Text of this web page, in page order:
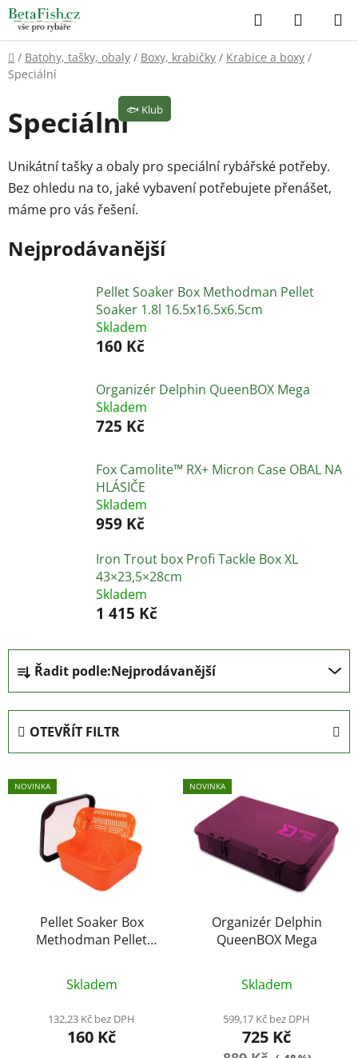
Přejít
na
obsah
Hledat
KOŠÍK
Domů
/ Batohy, tašky, obaly / Boxy, krabičky / Krabice a boxy /
Speciální
Speciální
Unikátní tašky a obaly pro speciální rybářské potřeby.
Bez ohledu na to, jaké vybavení potřebujete přenášet,
máme pro vás řešení.
Nejprodávanější
Pellet Soaker Box Methodman Pellet
Soaker 1.8l 16.5x16.5x6.5cm
Skladem
160 Kč
Organizér Delphin QueenBOX Mega
Skladem
725 Kč
Fox Camolite™ RX+ Micron Case OBAL NA
HLÁSIČE
Skladem
959 Kč
Iron Trout box Profi Tackle Box XL
43×23,5×28cm
Skladem
1 415 Kč
Ř
a
z
n
í
p
Řadit podle:Nejprodávanější
OTEVŘÍT FILTR
V
ý
NOVINKA
Pellet Soaker Box
Methodman Pellet
16.5x16.5x6.5cm
Skladem
132,23 Kč bez DPH
160 Kč
NOVINKA
Organizér Delphin
QueenBOX Mega
Skladem
599,17 Kč bez DPH
725 Kč
🐟 Klub